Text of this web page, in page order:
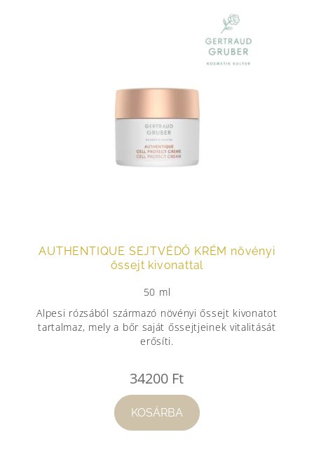
AUTHENTIQUE SEJTVÉDŐ KRÉM növényi
őssejt kivonattal
50 ml
Alpesi rózsából származó növényi őssejt kivonatot
tartalmaz, mely a bőr saját őssejtjeinek vitalitását
erősíti.
34200 Ft
KOSÁRBA